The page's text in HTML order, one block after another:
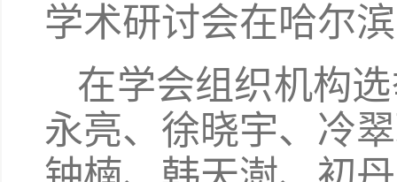
学术研讨会在哈尔
在学会组织机构
永亮、徐晓宇、冷